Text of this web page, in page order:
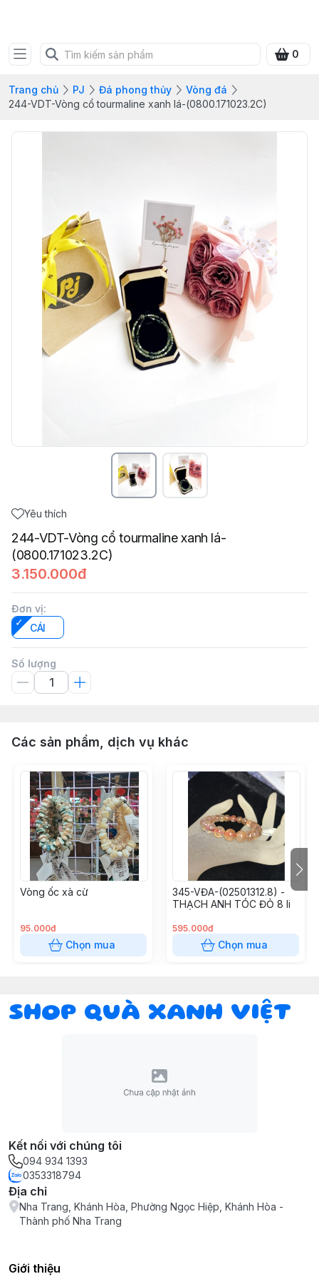
0
Trang chủ PJ Đá phong thủy
Vòng đá
244-VDT-Vòng cổ tourmaline xanh lá-(0800.171023.2C)
Yêu thích
244-VDT-Vòng cổ tourmaline xanh lá-
(0800.171023.2C)
3.150.000đ
Đơn vị:
CÁI
Số lượng
Các sản phẩm, dịch vụ khác
Vòng ốc xà cừ
95.000đ
Chọn mua
345-VĐA-(02501312.8) -
THẠCH ANH TÓC ĐỎ 8 li
595.000đ
Chọn mua
SHOP QUÀ XANH VIỆT
Kết nối với chúng tôi
094 934 1393
0353318794
Địa chỉ
Nha Trang, Khánh Hòa, Phường Ngọc Hiệp, Khánh Hòa -
Thành phố Nha Trang
Giới thiệu